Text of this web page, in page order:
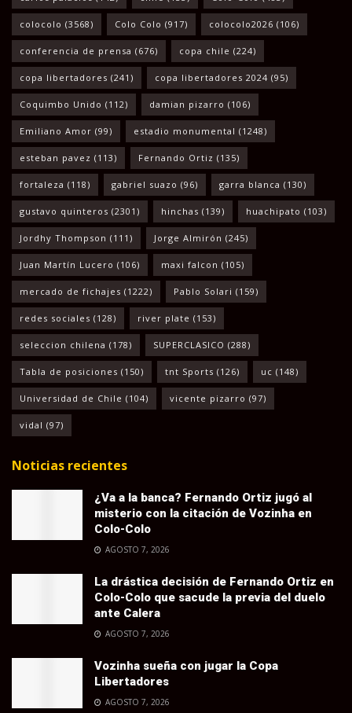
colocolo (3568) Colo Colo (917) colocolo2026 (106)
conferencia de prensa (676) copa chile (224)
copa libertadores (241) copa libertadores 2024 (95)
Coquimbo Unido (112) damian pizarro (106)
Emiliano Amor (99) estadio monumental (1248)
esteban pavez (113) Fernando Ortiz (135)
fortaleza (118) gabriel suazo (96) garra blanca (130)
gustavo quinteros (2301) hinchas (139) huachipato (103)
Jordhy Thompson (111) Jorge Almirón (245)
Juan Martín Lucero (106) maxi falcon (105)
mercado de fichajes (1222) Pablo Solari (159)
redes sociales (128) river plate (153)
seleccion chilena (178) SUPERCLASICO (288)
Tabla de posiciones (150) tnt Sports (126) uc (148)
Universidad de Chile (104) vicente pizarro (97)
vidal (97)
Noticias recientes
¿Va a la banca? Fernando Ortiz jugó al
misterio con la citación de Vozinha en
Colo-Colo
AGOSTO 7, 2026
La drástica decisión de Fernando Ortiz en
Colo-Colo que sacude la previa del duelo
ante Calera
AGOSTO 7, 2026
Vozinha sueña con jugar la Copa
Libertadores
AGOSTO 7, 2026